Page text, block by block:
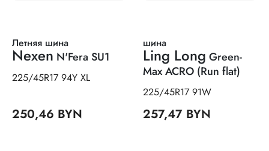
Летняя шина
Nexen N'Fera SU1
225/45R17 94Y XL
250,46 BYN
шина
Ling Long Green-
Max ACRO (Run flat)
225/45R17 91W
257,47 BYN